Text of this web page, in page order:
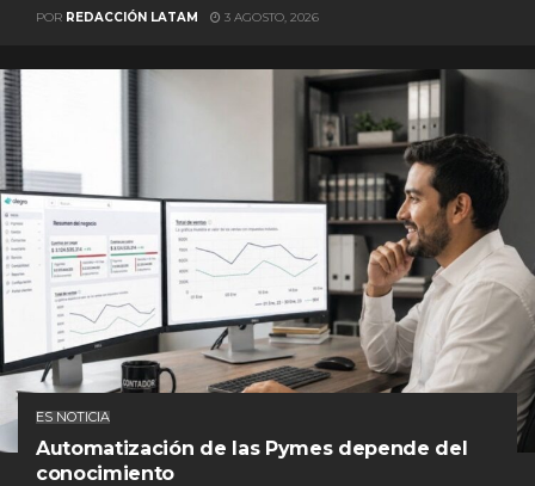
POR REDACCIÓN LATAM 3 AGOSTO, 2026
ES NOTICIA
Automatización de las Pymes depende del
conocimiento